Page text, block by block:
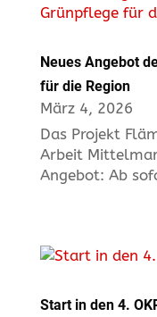
Neues Angebot
für die Region
März 4, 2026
Das Projekt
Arbeit
Angebot: Ab
Start in den 4.